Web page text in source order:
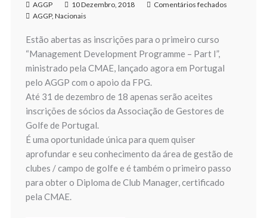
AGGP 10 Dezembro, 2018
Comentários fechados
AGGP, Nacionais
Estão abertas as inscrições para o primeiro curso
“Management Development Programme – Part I”,
ministrado pela CMAE, lançado agora em Portugal
pelo AGGP com o apoio da FPG.
Até 31 de dezembro de 18 apenas serão aceites
inscrições de sócios da Associação de Gestores de
Golfe de Portugal.
É uma oportunidade única para quem quiser
aprofundar e seu conhecimento da área de gestão de
clubes / campo de golfe e é também o primeiro passo
para obter o Diploma de Club Manager, certificado
pela CMAE.